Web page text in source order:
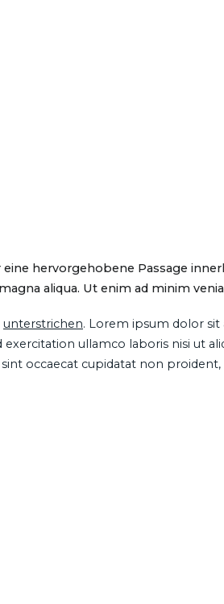
hervorgehobene Passage
aliqua. Ut enim ad minim
unterstrichen. Lorem ipsum dolor sit
ullamco laboris nisi ut
occaecat cupidatat non